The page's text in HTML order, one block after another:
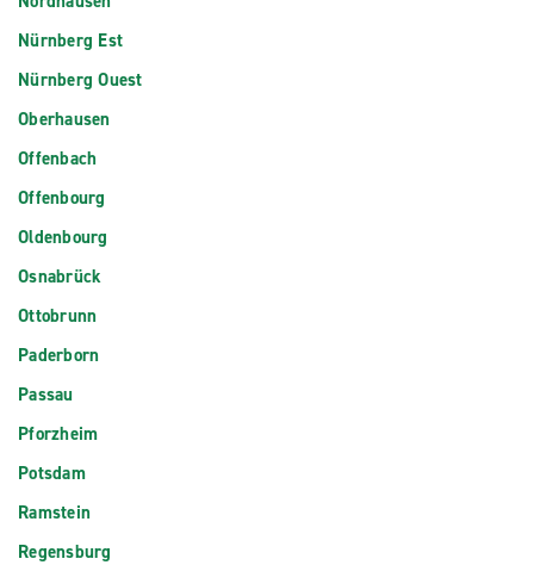
Nürnberg Est
Nürnberg Ouest
Oberhausen
Offenbach
Offenbourg
Oldenbourg
Osnabrück
Ottobrunn
Paderborn
Passau
Pforzheim
Potsdam
Ramstein
Regensburg